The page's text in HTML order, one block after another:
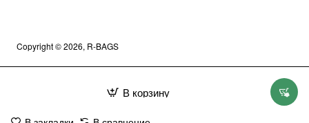
В корзину
Copyright © 2026, R-BAGS